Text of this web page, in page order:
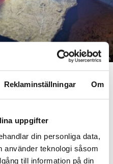
Reklaminställningar Om
uppgifter
din personliga data,
använder teknologi såsom
till information på din
Foto: Hyresnämnden
tid läckt in genom sprickor i väggen (de
i skånska Båstad sedan
hans kontrakt prövats både